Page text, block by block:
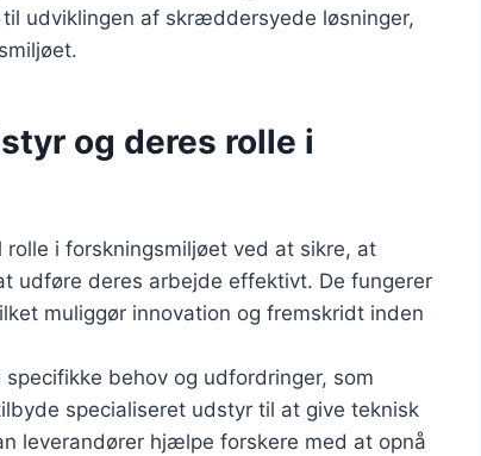
udviklingen af skræddersyede løsninger,
og deres rolle i
i forskningsmiljøet ved at sikre, at
udføre deres arbejde effektivt. De fungerer
muliggør innovation og fremskridt inden
behov og udfordringer, som
specialiseret udstyr til at give teknisk
leverandører hjælpe forskere med at opnå